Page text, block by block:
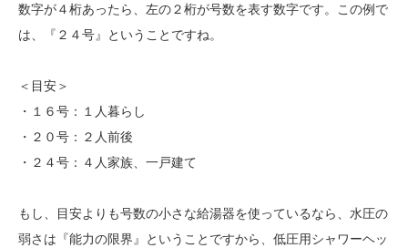
数字が４桁あったら、左の２桁が号数を表す数字です。この例で
は、『２４号』ということですね。
＜目安＞
・１６号：１人暮らし
・２０号：２人前後
・２４号：４人家族、一戸建て
もし、目安よりも号数の小さな給湯器を使っているなら、水圧の
弱さは『能力の限界』ということですから、低圧用シャワーヘッ